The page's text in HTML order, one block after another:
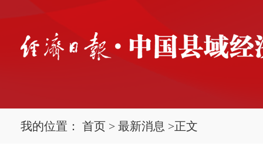
我的位置： 首页 > 最新消息 >正文